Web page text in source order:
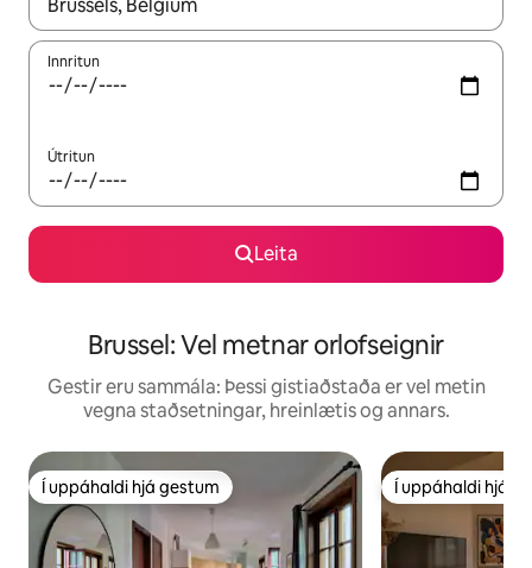
Innritun
Útritun
Leita
Brussel: Vel metnar orlofseignir
Gestir eru sammála: Þessi gistiaðstaða er vel metin
vegna staðsetningar, hreinlætis og annars.
Í uppáhaldi hjá gestum
Í uppáhaldi hjá gestum Í uppáhaldi hjá
Í uppáhaldi hjá